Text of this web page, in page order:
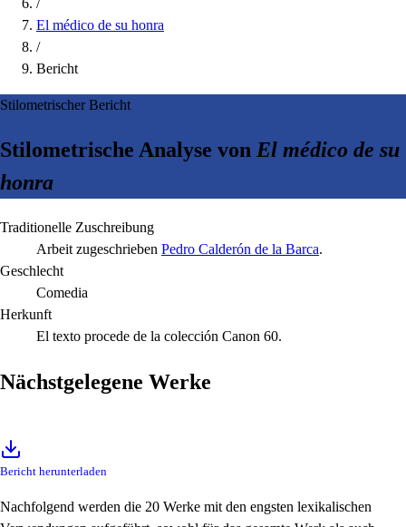
El médico de su honra
/
Bericht
Stilometrischer Bericht
Stilometrische Analyse von El médico de su
honra
Traditionelle Zuschreibung
Arbeit zugeschrieben Pedro Calderón de la Barca.
Geschlecht
Comedia
Herkunft
El texto procede de la colección Canon 60.
Nächstgelegene Werke
Bericht herunterladen
Nachfolgend werden die 20 Werke mit den engsten lexikalischen